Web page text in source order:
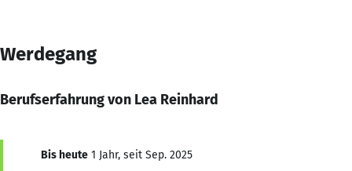
Werdegang
Berufserfahrung von Lea Reinhard
Bis heute 1 Jahr, seit Sep. 2025